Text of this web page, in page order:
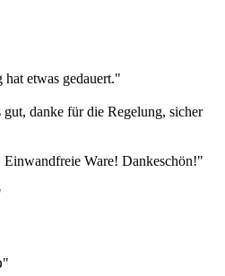
etwas gedauert."
danke für die Regelung, sicher
Ware! Dankeschön!"